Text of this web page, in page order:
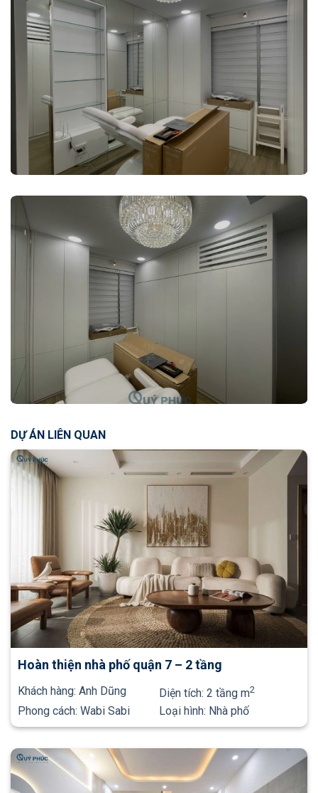
DỰ ÁN LIÊN QUAN
Hoàn thiện nhà phố quận 7 – 2 tầng
Khách hàng: Anh Dũng Diện tích: 2 tầng m2
Phong cách: Wabi Sabi Loại hình: Nhà phố